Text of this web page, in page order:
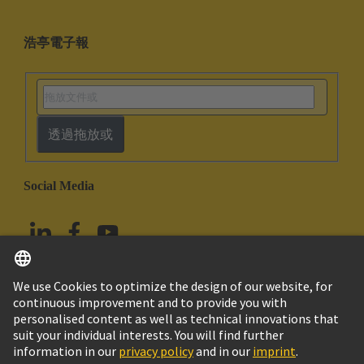
浩亭電子報
透過拖放或
Social Media
中國香港 繁体中文